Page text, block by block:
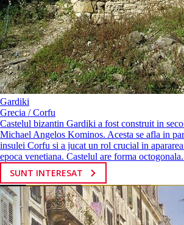
Gardiki
Grecia / Corfu
Castelul bizantin Gardiki a fost construit in
Michael Angelos Kominos. Acesta se afla in
insulei Corfu si a jucat un rol crucial in
epoca venetiana. Castelul are forma
SUNT INTERESAT